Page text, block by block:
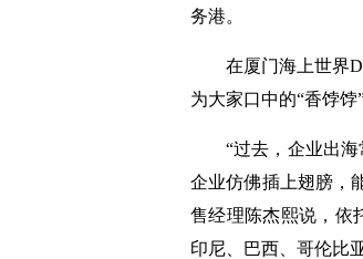
务港。
在厦门海上世界
为大家口中的“香饽饽”
“过去，企业出
企业仿佛插上翅膀，
售经理陈杰熙说，依
印尼、巴西、哥伦比